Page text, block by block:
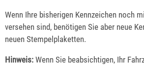
Wenn Ihre bisherigen Kennzeichen noch
versehen sind, benötigen Sie aber neue
neuen Stempelplaketten.
Hinweis: Wenn Sie beabsichtigen, Ihr